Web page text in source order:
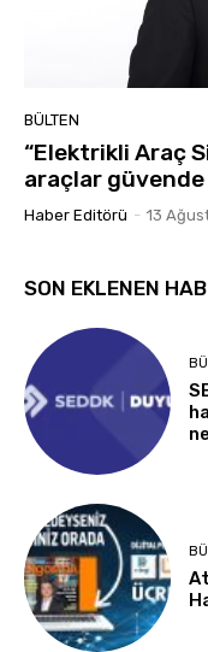
BÜLTEN
“Elektrikli Araç
araçlar güvende
Haber Editörü - 13
SON EKLENEN